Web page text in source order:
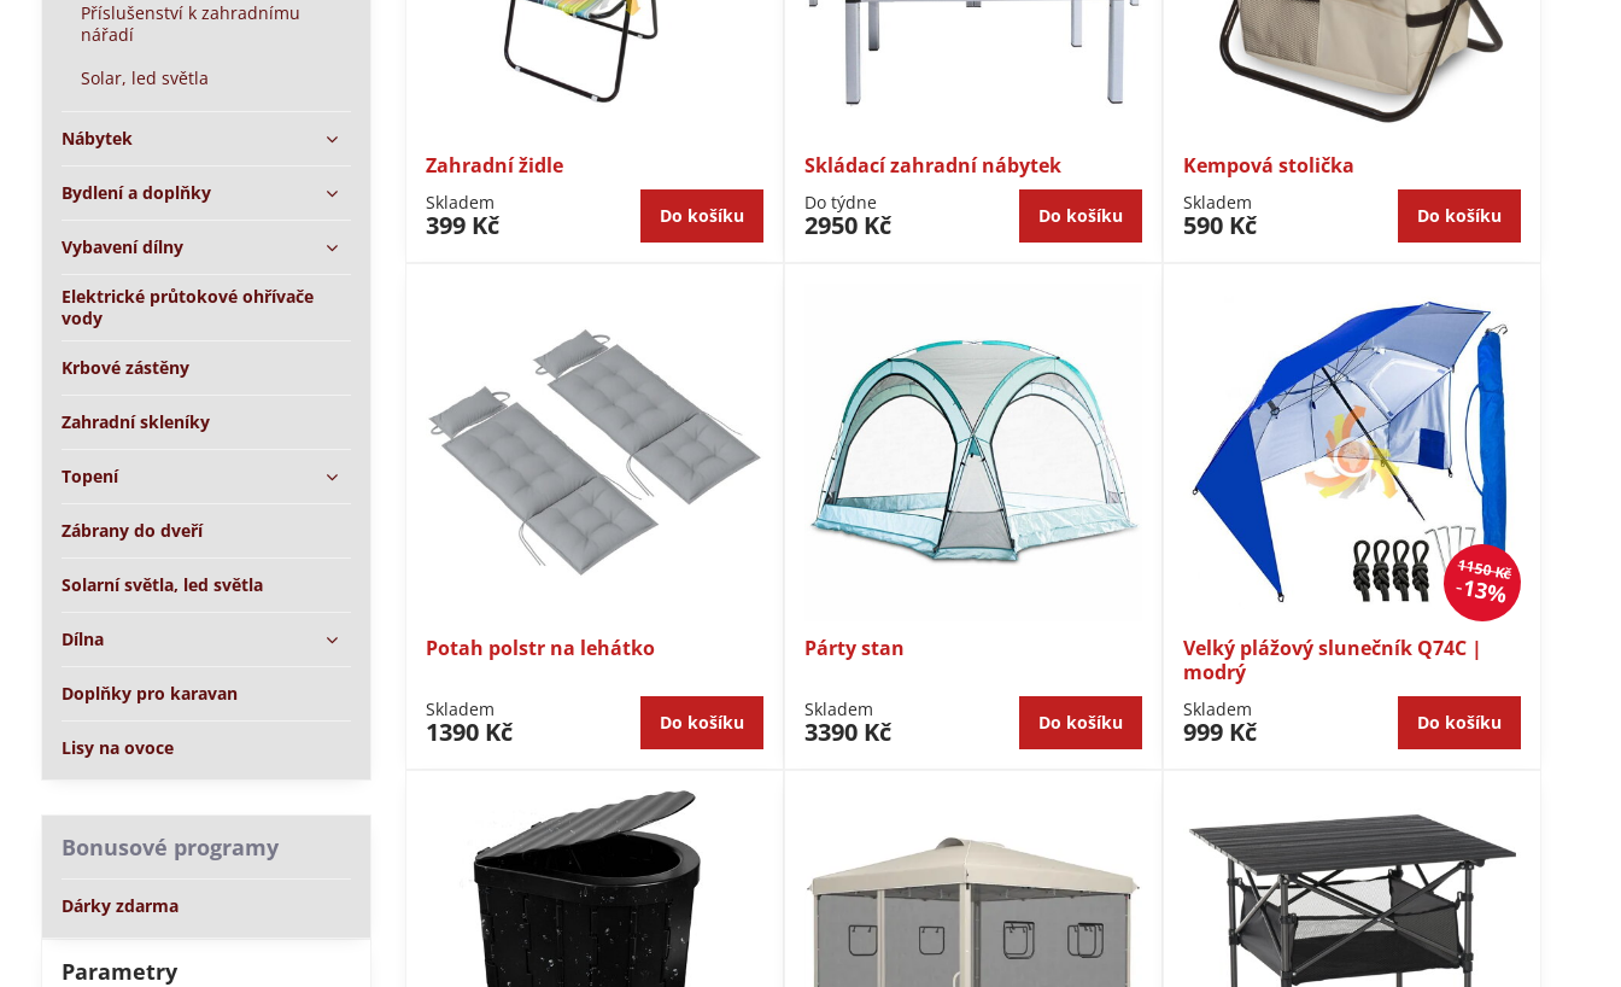
Zahradní židle
Skladem
399 Kč Do košíku
Skládací zahradní nábytek
Do týdne
2950 Kč Do košíku
Kempová stolička
Skladem
590 Kč Do košíku
Potah polstr na lehátko
Skladem
1390 Kč Do košíku
Párty stan
Skladem
3390 Kč Do košíku
1150 Kč
13%
Velký plážový slunečník Q74C |
modrý
Skladem
999 Kč Do košíku
Parametry
Příslušenství k zahradnímu
nářadí
Solar, led světla
Nábytek
Bydlení a doplňky
Vybavení dílny
Elektrické průtokové ohřívače
vody
Krbové zástěny
Zahradní skleníky
Topení
Zábrany do dveří
Solarní světla, led světla
Dílna
Doplňky pro karavan
Lisy na ovoce
Bonusové programy
Dárky zdarma